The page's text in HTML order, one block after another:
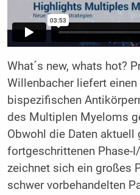
What´s new, whats hot?
Willenbacher liefert
bispezifischen
des Multiplen Myeloms
Obwohl die Daten aktuell
fortgeschrittenen Phase-
zeichnet sich ein großes
schwer vorbehandelten